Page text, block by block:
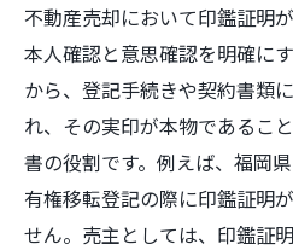
め方
福岡県ならではの不動産
福岡県で不動産売却
情
売主が知るべき福岡
イント
不動産売却において印鑑証明
本人確認と意思確認を明確に
から、登記手続きや契約書類
れ、その実印が本物であるこ
書の役割です。例えば、福岡
有権移転登記の際に印鑑証明
せん。売主としては、印鑑証